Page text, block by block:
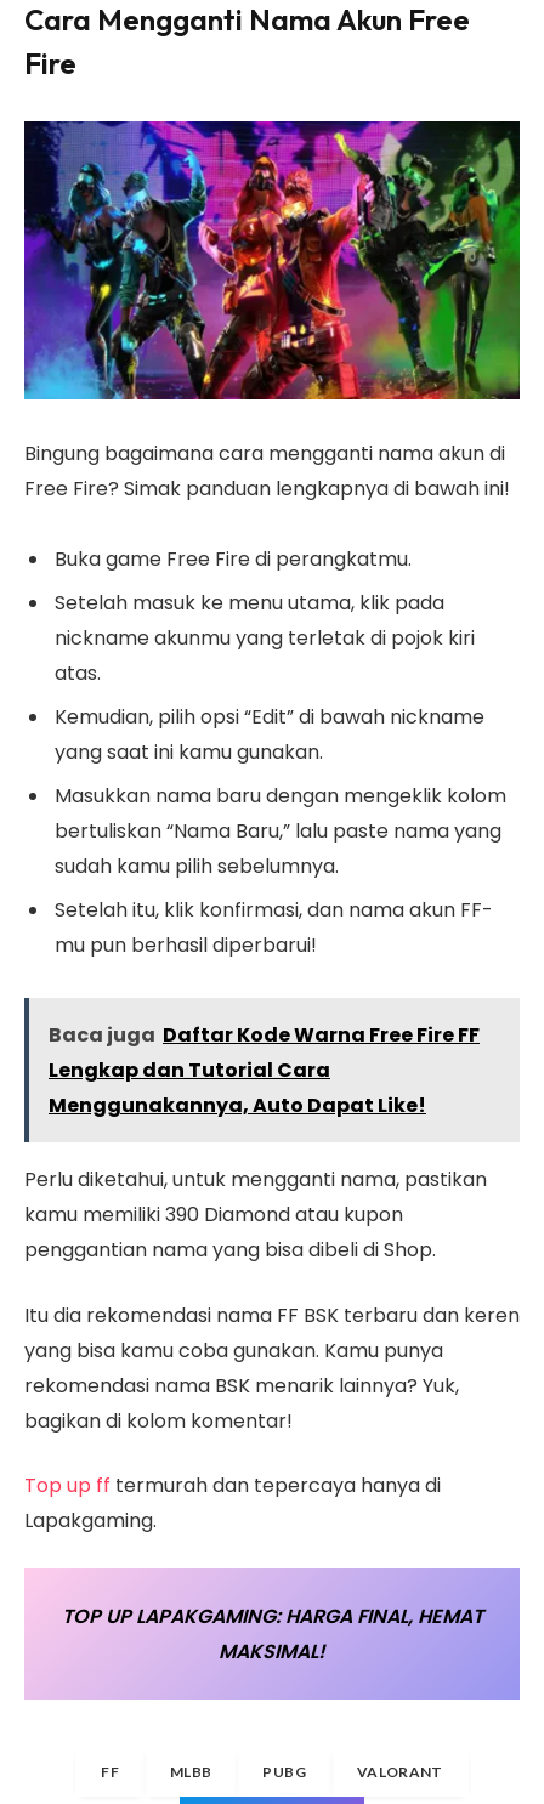
Cara Mengganti Nama Akun Free
Fire
Bingung bagaimana cara mengganti nama akun di
Free Fire? Simak panduan lengkapnya di bawah ini!
Buka game Free Fire di perangkatmu.
Setelah masuk ke menu utama, klik pada
nickname akunmu yang terletak di pojok kiri
atas.
Kemudian, pilih opsi “Edit” di bawah nickname
yang saat ini kamu gunakan.
Masukkan nama baru dengan mengeklik kolom
bertuliskan “Nama Baru,” lalu paste nama yang
sudah kamu pilih sebelumnya.
Setelah itu, klik konfirmasi, dan nama akun FF-
mu pun berhasil diperbarui!
Baca juga Daftar Kode Warna Free Fire FF
Lengkap dan Tutorial Cara
Menggunakannya, Auto Dapat Like!
Perlu diketahui, untuk mengganti nama, pastikan
kamu memiliki 390 Diamond atau kupon
penggantian nama yang bisa dibeli di Shop.
Itu dia rekomendasi nama FF BSK terbaru dan keren
yang bisa kamu coba gunakan. Kamu punya
rekomendasi nama BSK menarik lainnya? Yuk,
bagikan di kolom komentar!
Top up ff termurah dan tepercaya hanya di
Lapakgaming.
TOP UP LAPAKGAMING: HARGA FINAL, HEMAT
MAKSIMAL!
FF MLBB PUBG VALORANT